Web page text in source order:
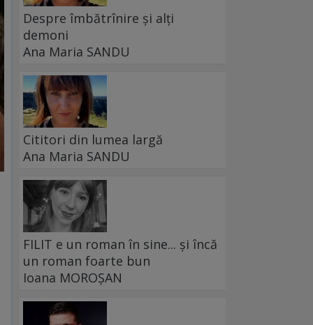
Despre îmbătrînire și alți
demoni
Ana Maria SANDU
Cititori din lumea largă
Ana Maria SANDU
FILIT e un roman în sine... și încă
un roman foarte bun
Ioana MOROȘAN